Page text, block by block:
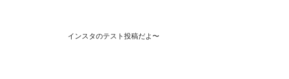
インスタのテスト投稿だよ〜